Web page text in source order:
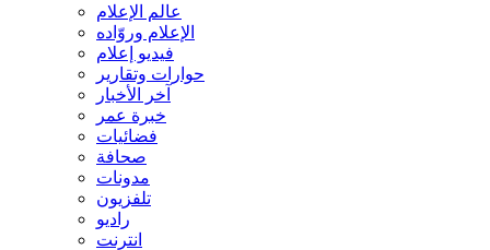
عالم الإعلام
الإعلام وروّاده
فيديو إعلام
حوارات وتقارير
آخر الأخبار
خبرة عمر
فضائيات
صحافة
مدونات
تلفزيون
راديو
انترنت